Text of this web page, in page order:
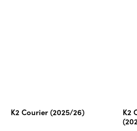
K2 Courier (2025/26)
K2